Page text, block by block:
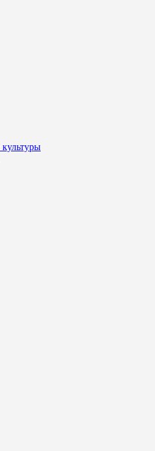
культуры